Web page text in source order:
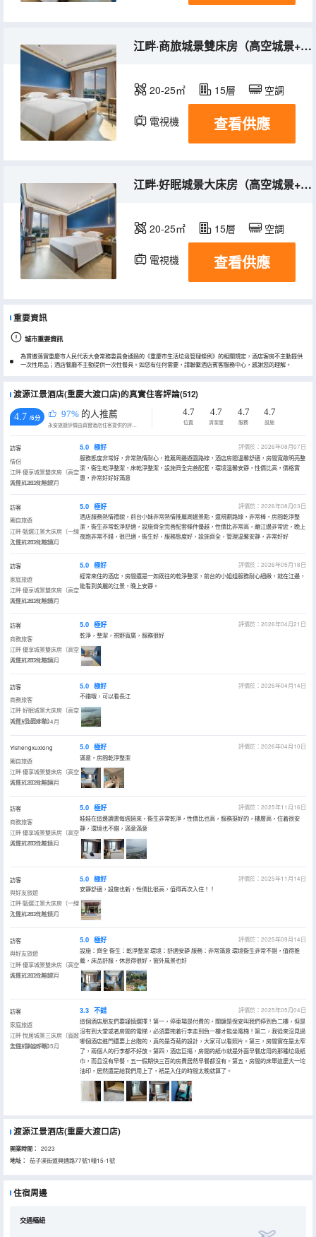
江畔·商旅城景雙床房（高空城景+辦公桌椅）
20-25㎡ 15層 空調
電視機 查看供應
江畔·好眠城景大床房（高空城景+乳膠床墊）
20-25㎡ 15層 空調
電視機 查看供應
重要資訊
城市重要資訊
為貫徹落實重慶市人民代表大會常務委員會通過的《重慶市生活垃圾管理條例》的相關規定，酒店客房不主動提供
一次性用品；酒店餐廳不主動提供一次性餐具。如您有任何需要，請聯繫酒店賓客服務中心，感謝您的理解。
渡源江景酒店(重慶大渡口店)的真實住客評論(512)
4.7 /5分 97% 的人推薦
永安旅遊評價由真實酒店住客提供的評價。
4.7
位置
4.7
清潔度
4.7
服務
4.7
設施
訪客
情侶
江畔·優享城景雙床房（高空
城景+LED化粧鏡）
入住於2026年07月
5.0 極好
評價於：2026年08月07日
服務態度非常好，非常熱情耐心，推薦周邊遊園路線，酒店房間温馨舒適，房間寬敞明亮整
潔，衞生乾淨整潔，床乾淨整潔，設施齊全完善配套，環境温馨安靜，性價比高，價格實
惠，非常好好好滿意
訪客
獨自旅遊
江畔·甄選江景大床房（一線
江景+LED化粧鏡）
入住於2026年08月
5.0 極好
評價於：2026年08月03日
酒店服務熱情禮貌，前台小妹非常熱情推薦周邊景點，還規劃路線，非常棒，房間乾淨整
潔，衞生非常乾淨舒適，設施齊全完善配套條件優越，性價比非常高，離江邊非常近，晚上
夜跑非常不錯，很巴適，衞生好，服務態度好，設施齊全，管理温馨安靜，非常好好
訪客
家庭旅遊
江畔·優享城景雙床房（高空
城景+LED化粧鏡）
入住於2026年05月
5.0 極好
評價於：2026年05月18日
經常來住的酒店，房間還是一如既往的乾淨整潔，前台的小姐姐服務耐心細緻，就在江邊，
能看到美麗的江景，晚上安靜。
訪客
商務旅客
江畔·優享城景雙床房（高空
城景+LED化粧鏡）
入住於2026年04月
5.0 極好
評價於：2026年04月21日
乾淨，整潔，視野寬廣，服務很好
訪客
商務旅客
江畔·好眠城景大床房（高空
城景+乳膠床墊）
入住於2026年04月
5.0 極好
評價於：2026年04月14日
不錯哦，可以看長江
Yishengxuxiong
獨自旅遊
江畔·優享城景雙床房（高空
城景+LED化粧鏡）
入住於2026年04月
5.0 極好
評價於：2026年04月10日
滿意，房間乾淨整潔
訪客
商務旅客
江畔·優享城景雙床房（高空
城景+LED化粧鏡）
入住於2025年11月
5.0 極好
評價於：2025年11月16日
娃娃在這邊讀書每週過來，衞生非常乾淨，性價比也高，服務挺好的，樓層高，住着很安
靜，環境也不錯，滿意滿意
訪客
與好友旅遊
江畔·甄選江景大床房（一線
江景+LED化粧鏡）
入住於2025年11月
5.0 極好
評價於：2025年11月14日
安靜舒適，設施也新，性價比很高，值得再次入住！！
訪客
與好友旅遊
江畔·優享城景雙床房（高空
城景+LED化粧鏡）
入住於2025年07月
5.0 極好
評價於：2025年09月14日
設施：齊全 衞生：乾淨整潔 環境：舒適安靜 服務：非常滿意 環境衞生非常不錯，值得推
薦，床品舒服，休息得很好，窗外風景也好
訪客
家庭旅遊
江畔·悅居城景三床房（寬敞
空間+靜謐好眠）
入住於2025年05月
3.3 不錯
評價於：2025年05月04日
這個酒店朋友們要謹慎選擇！第一，停車場是付費的，關鍵是保安叫我們停到負二樓，但是
沒有到大堂或者房間的電梯，必須要拖着行李走到負一樓才能坐電梯！第二，我從來沒見過
哪個酒店進門還要上台階的，真的是奇葩的設計，大家可以看照片。第三，房間實在是太窄
了，兩個人的行李都不好放。第四，酒店巨摳，房間的紙巾就是外面早餐店用的那種垃圾紙
巾，而且沒有早餐，五一假期快三百的房費居然早餐都沒有。第五，房間的床單這麼大一坨
油印，居然還是給我們用上了，衹是入住的時間太晚就算了。
渡源江景酒店(重慶大渡口店)
開業時間： 2023
地址： 茄子溪街道興通路77號1幢15-1號
住宿周邊
交通樞紐